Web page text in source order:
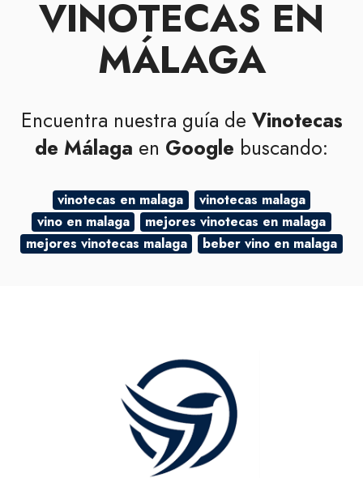
VINOTECAS EN
MÁLAGA
Encuentra nuestra guía de Vinotecas
de Málaga en Google buscando:
vinotecas en malaga
vinotecas malaga
vino en malaga
mejores vinotecas en malaga
mejores vinotecas malaga
beber vino en malaga